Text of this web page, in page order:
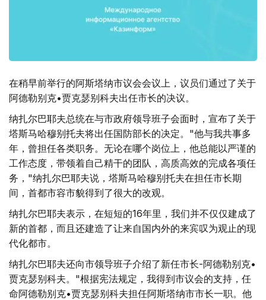
在稍早前举行的阿斯塔纳市议会会议上，议员们通过了关于
阿德勒别克•贾克瑟别科夫出任市长的决议。
纳扎尔巴耶夫总统在与市政府领导班子会面时，宣布了关于
塔斯马哈穆别托夫将出任国防部长的决定。"他与我共事多
年，曾担任各类职务。无论在哪个岗位上，他总能以严谨的
工作态度，带领着自己精干的团队，高质高效的完成各项任
务，"纳扎尔巴耶夫说，塔斯马哈穆别托夫在担任市长期
间，首都市容市貌得到了很大的改观。
纳扎尔巴耶夫表示，在短短的16年里，我们并不仅仅建成了
新的首都，而且还建造了让来自国内外的来宾叹为观止的现
代化都市。
纳扎尔巴耶夫还向市领导班子介绍了新任市长-阿德勒别克•
贾克瑟别科夫。"根据宪法规定，我得到市议会的支持，任
命阿德勒别克•贾克瑟别科夫担任阿斯塔纳市市长一职。他